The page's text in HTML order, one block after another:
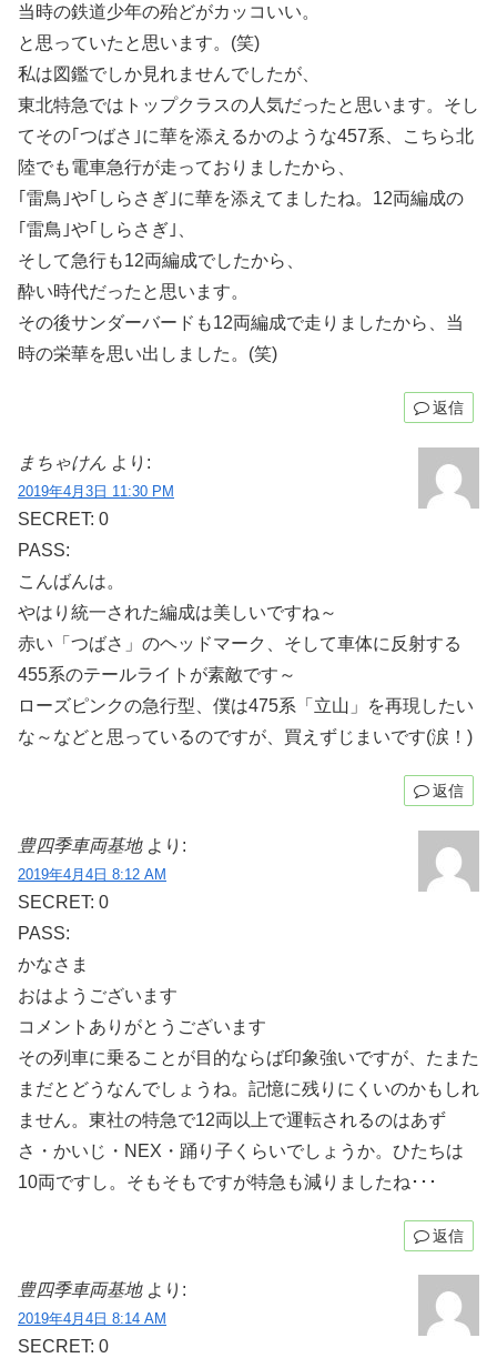
当時の鉄道少年の殆どがカッコいい。
と思っていたと思います。(笑)
私は図鑑でしか見れませんでしたが、
東北特急ではトップクラスの人気だったと思います。そし
てその｢つばさ｣に華を添えるかのような457系、こちら北
陸でも電車急行が走っておりましたから、
｢雷鳥｣や｢しらさぎ｣に華を添えてましたね。12両編成の
｢雷鳥｣や｢しらさぎ｣、
そして急行も12両編成でしたから、
酔い時代だったと思います。
その後サンダーバードも12両編成で走りましたから、当
時の栄華を思い出しました。(笑)
返信
まちゃけん より:
2019年4月3日 11:30 PM
SECRET: 0
PASS:
こんばんは。
やはり統一された編成は美しいですね～
赤い「つばさ」のヘッドマーク、そして車体に反射する
455系のテールライトが素敵です～
ローズピンクの急行型、僕は475系「立山」を再現したい
な～などと思っているのですが、買えずじまいです(涙！)
返信
豊四季車両基地 より:
2019年4月4日 8:12 AM
SECRET: 0
PASS:
かなさま
おはようございます
コメントありがとうございます
その列車に乗ることが目的ならば印象強いですが、たまた
まだとどうなんでしょうね。記憶に残りにくいのかもしれ
ません。東社の特急で12両以上で運転されるのはあず
さ・かいじ・NEX・踊り子くらいでしょうか。ひたちは
10両ですし。そもそもですが特急も減りましたね･･･
返信
豊四季車両基地 より:
2019年4月4日 8:14 AM
SECRET: 0